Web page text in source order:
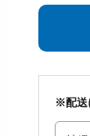
※配送